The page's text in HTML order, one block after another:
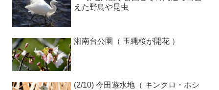
えた野鳥や昆虫
湘南台公園（ 玉縄桜が開花 ）
(2/10) 今田遊水地（ キンクロ・ホシ